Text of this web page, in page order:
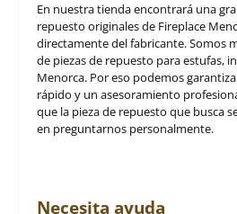
En nuestra tienda encontrará una
repuesto originales de Fireplace
directamente del fabricante. Somos
de piezas de repuesto para estufas,
Menorca. Por eso podemos
rápido y un asesoramiento
que la pieza de repuesto que busca
en preguntarnos personalmente.
Necesita ayuda